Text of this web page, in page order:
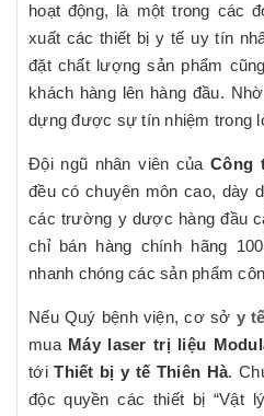
hoạt động, là một trong các
xuất các thiết bị y tế uy tín
đặt chất lượng sản phẩm
khách hàng lên hàng đầu.
dựng được sự tín nhiệm trong
Đội ngũ nhân viên củaCông
đều có chuyên môn cao, dày
các trường y dược hàng đầu
chỉ bán hàng chính hãng
nhanh chóng các sản phẩm
Nếu Quý bệnh viện, cơ sở y tế
mua Máy laser trị liệu
tớiThiết bị y tế Thiên Hà.
độc quyền các thiết bị “Vật